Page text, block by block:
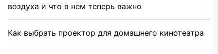
воздуха и что в нем теперь важно
Как выбрать проектор для домашнего кинотеатра